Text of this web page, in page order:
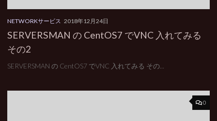
NETWORKサービス 2018年12月24日
SERVERSMAN の CentOS7 でVNC 入れてみる
その2
SERVERSMAN の CentOS7 でVNC 入れてみる その...
0